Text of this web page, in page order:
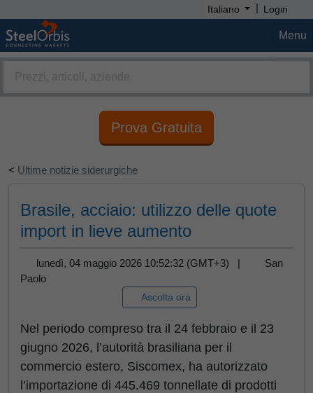
Italiano | Login
Menu
Prova Gratuita
< Ultime notizie siderurgiche
Brasile, acciaio: utilizzo delle quote
import in lieve aumento
lunedì, 04 maggio 2026 10:52:32 (GMT+3) |
San
Paolo
Ascolta ora
Nel periodo compreso tra il 24 febbraio e il 23
giugno 2026, l’autorità brasiliana per il
commercio estero, Siscomex, ha autorizzato
l’importazione di 445.469 tonnellate di prodotti